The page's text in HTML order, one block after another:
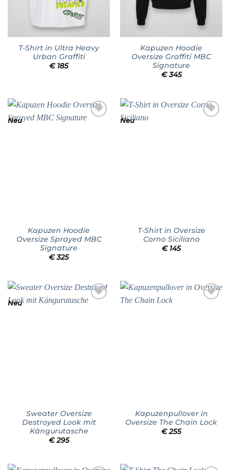
T-Shirt in Ultra Heavy
Urban Graffiti
€185
Kapuzen Hoodie
Oversize Graffiti MBC
Signature
€345
Neu
Kapuzen Hoodie
Oversize Sprayed MBC
Signature
€325
Neu
T-Shirt in Oversize
Corno Siciliano
€145
Neu
Sweater Oversize
Destroyed Look mit
Kängurutasche
€295
Kapuzenpullover in
Oversize The Chain Lock
€255